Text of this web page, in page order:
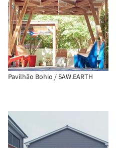
Pavilhão Bohio / SAW.EARTH